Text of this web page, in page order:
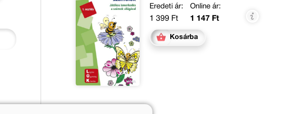
Eredeti ár:
1 399 Ft
Online ár:
1 147 Ft
Kosárba